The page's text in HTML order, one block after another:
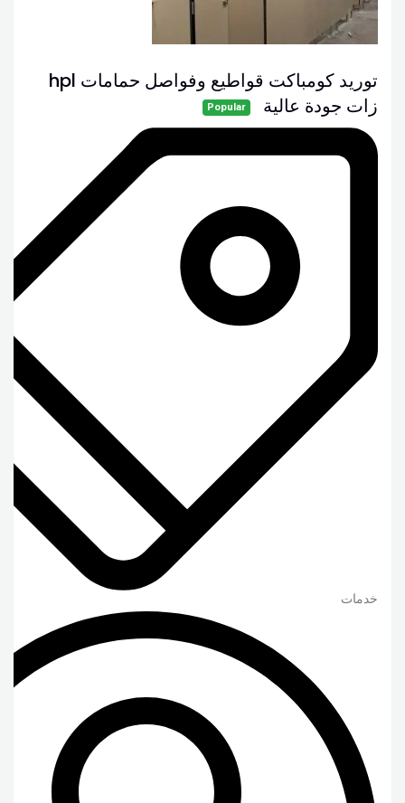
توريد كومباكت قواطيع وفواصل حمامات hpl
زات جودة عالية
Popular
خدمات